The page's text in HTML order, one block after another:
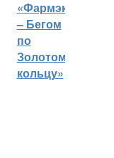
«Фармэко
– Бегом
по
Золотому
кольцу»